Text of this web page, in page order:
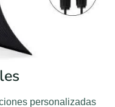
personalizadas